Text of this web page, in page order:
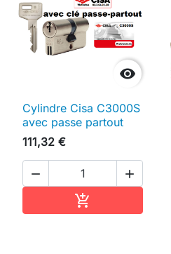

Cylindre Cisa C3000S
avec passe partout
111,32 €
 
